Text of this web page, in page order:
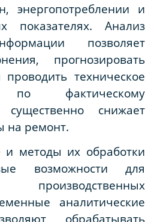
энергопотреблении и
показателях. Анализ
позволяет
прогнозировать
техническое
по фактическому
снижает
на ремонт.
методы их обработки
возможности для
аналитические
обрабатывать